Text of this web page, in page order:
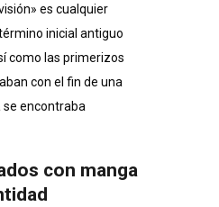
es cualquier
inicial antiguo
como las primerizos
con el fin de una
se encontraba
con manga